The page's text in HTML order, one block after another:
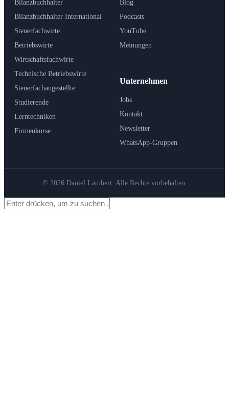
Bilanzbuchhalter
Bilanzbuchhalter International
Steuerfachwirte
Betriebswirte
Wirtschaftsfachwirte
Technische Betriebswirte
Steuerfachangestellte
Studierende
Lerntechniken
Firmenkurse
Blog
Podcasts
YouTube
Meinungen
Unternehmen
Jobs
Kontakt
Newsletter
WhatsApp-Gruppen
© 2026 Daniel Lambert. Alle Rechte vorbehalten.